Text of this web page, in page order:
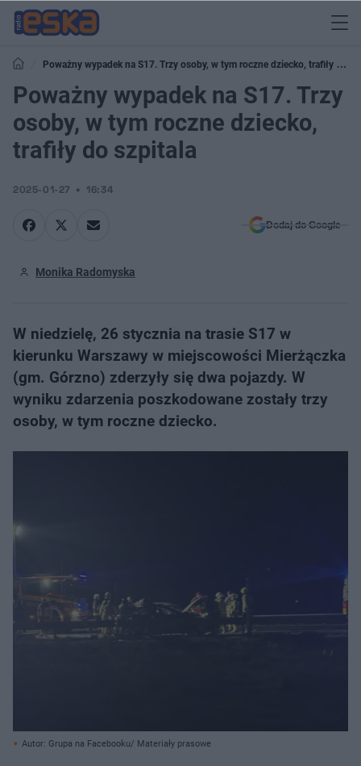
Poważny wypadek na S17. Trzy osoby, w tym roczne dziecko, trafiły do
szpitala
Poważny wypadek na S17. Trzy
osoby, w tym roczne dziecko,
trafiły do szpitala
2025-01-27 16:34
Dodaj do Google
Monika Radomyska
W niedzielę, 26 stycznia na trasie S17 w
kierunku Warszawy w miejscowości Mierżączka
(gm. Górzno) zderzyły się dwa pojazdy. W
wyniku zdarzenia poszkodowane zostały trzy
osoby, w tym roczne dziecko.
Autor: Grupa na Facebooku/ Materiały prasowe